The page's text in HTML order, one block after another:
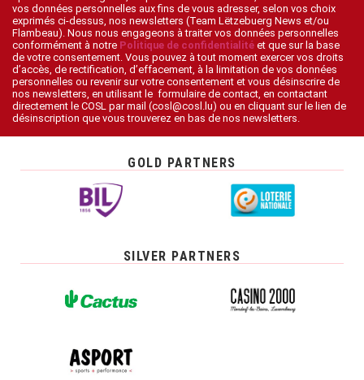
vos données personnelles aux fins de vous adresser, selon vos choix
exprimés ci-dessus, nos newsletters (Team Lëtzebuerg News et/ou
Flambeau). Nous nous engageons à traiter vos données personnelles
conformément à notre Politique de confidentialité et que sur la base
de votre consentement. Vous pouvez à tout moment exercer vos droits
d’accès, de rectification, d’effacement, à la limitation de vos données
personnelles ou revenir sur votre consentement et vous désinscrire de
nos newsletters, en utilisant le formulaire de contact, en contactant
directement le COSL par mail (cosl@cosl.lu) ou en cliquant sur le lien de
désinscription que vous trouverez en bas de nos newsletters.
GOLD PARTNERS
SILVER PARTNERS